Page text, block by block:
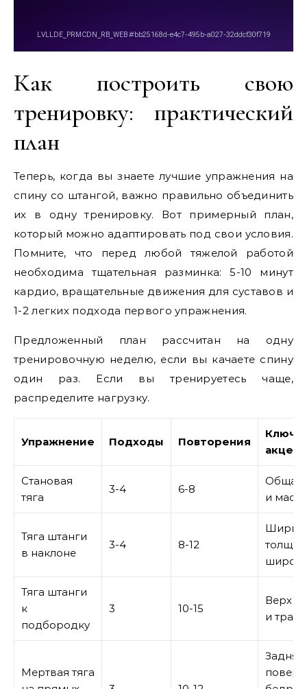
Как построить свою
тренировку: практический
план
Теперь, когда вы знаете лучшие упражнения на
спину со штангой, важно правильно объединить
их в одну тренировку. Вот примерный план,
который можно адаптировать под свои условия.
Помните, что перед любой тяжелой работой
необходима тщательная разминка: 5-10 минут
кардио, вращательные движения для суставов и
1-2 легких подхода первого упражнения.
Предложенный план рассчитан на одну
тренировочную неделю, если вы качаете спину
один раз. Если вы тренируетесь чаще,
распределите нагрузку.
Упражнение Подходы Повторения
акцент
Становая
тяга
3-4 6-8
Общая
и масса
Тяга штанги
в наклоне
3-4 8-12
Тяга штанги
к
подбородку
3 10-15
Верх
и
Мертвая тяга
Задняя